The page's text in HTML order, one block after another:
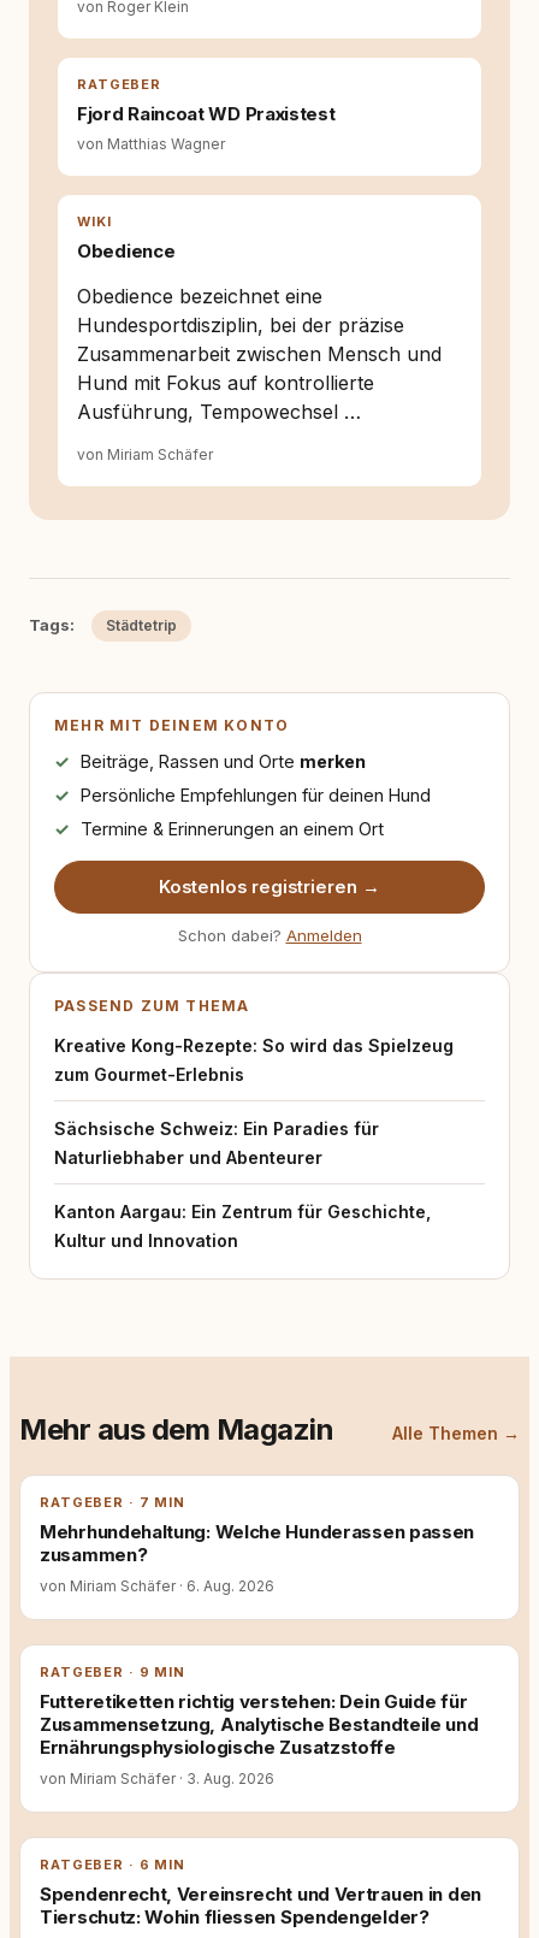
und der Schweiz. Meine Überzeugung:
Tierschutz beginnt mit Wissen. Wer seinen
Hund versteht, trifft bessere Entscheidungen –
für ein Zusammenleben, das beiden guttut.
von Roger Klein
RATGEBER
Fjord Raincoat WD Praxistest
von Matthias Wagner
WIKI
Obedience
Obedience bezeichnet eine
Hundesportdisziplin, bei der präzise
Zusammenarbeit zwischen Mensch und
Hund mit Fokus auf kontrollierte
Ausführung, Tempowechsel …
von Miriam Schäfer
Tags: Städtetrip
MEHR MIT DEINEM KONTO
Beiträge, Rassen und Orte merken
Persönliche Empfehlungen für deinen Hund
Termine & Erinnerungen an einem Ort
Kostenlos registrieren →
Schon dabei? Anmelden
PASSEND ZUM THEMA
Kreative Kong-Rezepte: So wird das Spielzeug
zum Gourmet-Erlebnis
Sächsische Schweiz: Ein Paradies für
Naturliebhaber und Abenteurer
Kanton Aargau: Ein Zentrum für Geschichte,
Kultur und Innovation
Mehr aus dem Magazin Alle Themen →
RATGEBER · 7 MIN
Mehrhundehaltung: Welche Hunderassen passen
zusammen?
von Miriam Schäfer · 6. Aug. 2026
RATGEBER · 9 MIN
Futteretiketten richtig verstehen: Dein Guide für
Zusammensetzung, Analytische Bestandteile und
Ernährungsphysiologische Zusatzstoffe
von Miriam Schäfer · 3. Aug. 2026
RATGEBER · 6 MIN
Spendenrecht, Vereinsrecht und Vertrauen in den
Tierschutz: Wohin fliessen Spendengelder?